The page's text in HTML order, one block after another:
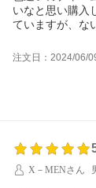
いなと思い購入
ていますが、な
注文日：2024/06/
X－MENさん